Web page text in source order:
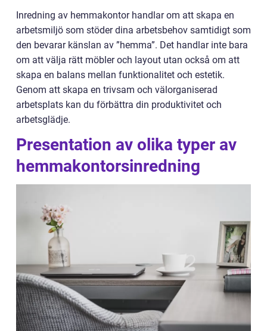
Inredning av hemmakontor handlar om att skapa en
arbetsmiljö som stöder dina arbetsbehov samtidigt som
den bevarar känslan av ”hemma”. Det handlar inte bara
om att välja rätt möbler och layout utan också om att
skapa en balans mellan funktionalitet och estetik.
Genom att skapa en trivsam och välorganiserad
arbetsplats kan du förbättra din produktivitet och
arbetsglädje.
Presentation av olika typer av
hemmakontorsinredning